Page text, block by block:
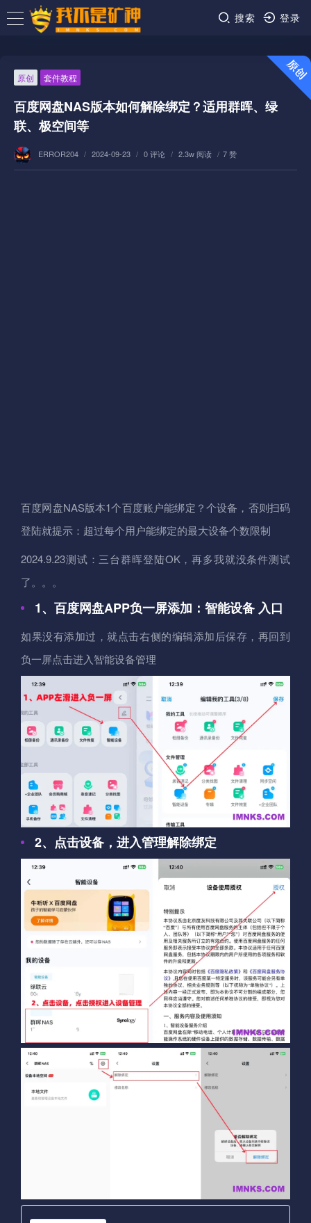
搜索 登录
原创 套件教程
百度网盘NAS版本如何解除绑定？适用群晖、绿
联、极空间等
ERROR204 / 2024-09-23 / 0 评论 / 2.3w 阅读 / 7 赞
百度网盘NAS版本1个百度账户能绑定？个设备，否则扫码
登陆就提示：超过每个用户能绑定的最大设备个数限制
2024.9.23测试：三台群晖登陆OK，再多我就没条件测试
了。。。
1、百度网盘APP负一屏添加：智能设备 入口
如果没有添加过，就点击右侧的编辑添加后保存，再回到
负一屏点击进入智能设备管理
2、点击设备，进入管理解除绑定